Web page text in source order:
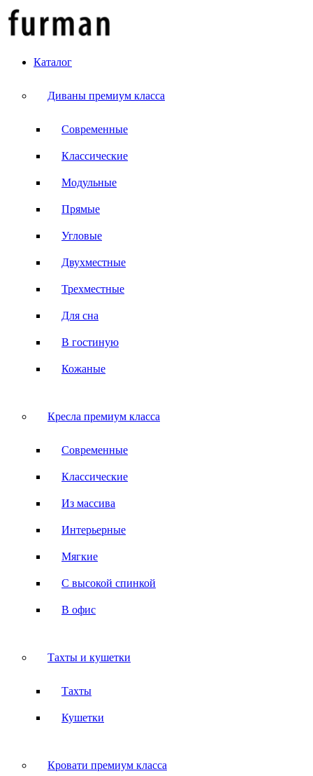
Каталог
Диваны премиум класса
Современные
Классические
Модульные
Прямые
Угловые
Двухместные
Трехместные
Для сна
В гостиную
Кожаные
Кресла премиум класса
Современные
Классические
Из массива
Интерьерные
Мягкие
С высокой спинкой
В офис
Тахты и кушетки
Тахты
Кушетки
Кровати премиум класса